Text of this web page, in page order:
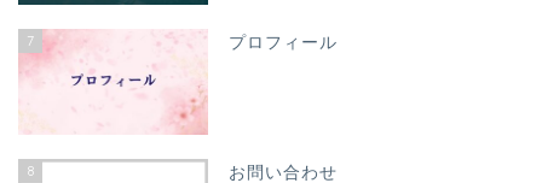
7 プロフィール
8 お問い合わせ